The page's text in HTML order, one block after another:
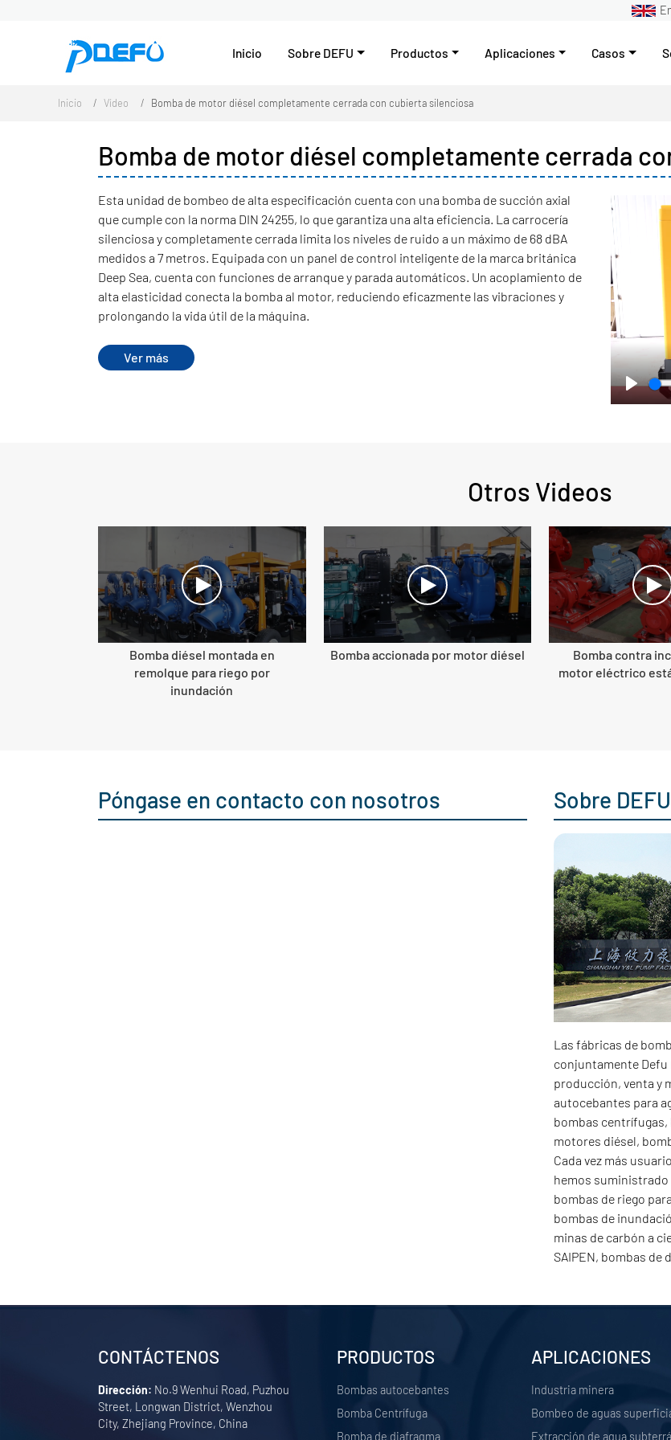
Inicio Sobre DEFU Productos Aplicaciones Casos
Inicio Vídeo Bomba de motor diésel completamente cerrada con cubierta silenciosa
Bomba de motor diésel completamente cerrada
Play
Esta unidad de bombeo de alta especificación cuenta con una bomba de succión axial
que cumple con la norma DIN 24255, lo que garantiza una alta eficiencia. La carrocería
silenciosa y completamente cerrada limita los niveles de ruido a un máximo de 68 dBA
medidos a 7 metros. Equipada con un panel de control inteligente de la marca británica
Deep Sea, cuenta con funciones de arranque y parada automáticos. Un acoplamiento de
alta elasticidad conecta la bomba al motor, reduciendo eficazmente las vibraciones y
prolongando la vida útil de la máquina.
Ver más
Otros Videos
Bomba diésel montada en
remolque para riego por
inundación
Bomba accionada por motor diésel
Bomba contra
motor eléctrico
Póngase en contacto con nosotros Sobre DEFU
Las fábricas de
conjuntamente
producción, venta y
autocebantes para
bombas
motores diésel,
Cada vez más
hemos
bombas de riego
bombas de
minas de carbón a
SAIPEN, bombas
CONTÁCTENOS
Dirección: No.9 Wenhui Road, Puzhou
Street, Longwan District, Wenzhou
City, Zhejiang Province, China
PRODUCTOS
Bombas autocebantes
Bomba Centrífuga
Bomba de diafragma
APLICACIONES
Industria minera
Bombeo de aguas
Extracción de agua